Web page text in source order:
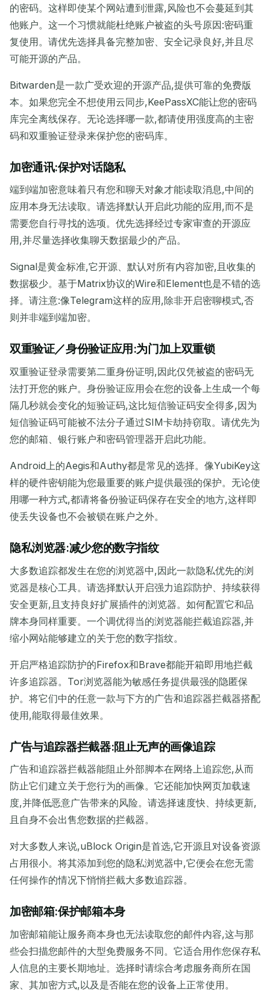
的密码。这样即使某个网站遭到泄露,风险也不会蔓延到其
他账户。这一个习惯就能杜绝账户被盗的头号原因:密码重
复使用。请优先选择具备完整加密、安全记录良好,并且尽
可能开源的产品。
Bitwarden是一款广受欢迎的开源产品,提供可靠的免费版
本。如果您完全不想使用云同步,KeePassXC能让您的密码
库完全离线保存。无论选择哪一款,都请使用强度高的主密
码和双重验证登录来保护您的密码库。
加密通讯:保护对话隐私
端到端加密意味着只有您和聊天对象才能读取消息,中间的
应用本身无法读取。请选择默认开启此功能的应用,而不是
需要您自行寻找的选项。优先选择经过专家审查的开源应
用,并尽量选择收集聊天数据最少的产品。
Signal是黄金标准,它开源、默认对所有内容加密,且收集的
数据极少。基于Matrix协议的Wire和Element也是不错的选
择。请注意:像Telegram这样的应用,除非开启密聊模式,否
则并非端到端加密。
双重验证／身份验证应用:为门加上双重锁
双重验证登录需要第二重身份证明,因此仅凭被盗的密码无
法打开您的账户。身份验证应用会在您的设备上生成一个每
隔几秒就会变化的短验证码,这比短信验证码安全得多,因为
短信验证码可能被不法分子通过SIM卡劫持窃取。请优先为
您的邮箱、银行账户和密码管理器开启此功能。
Android上的Aegis和Authy都是常见的选择。像YubiKey这
样的硬件密钥能为您最重要的账户提供最强的保护。无论使
用哪一种方式,都请将备份验证码保存在安全的地方,这样即
使丢失设备也不会被锁在账户之外。
隐私浏览器:减少您的数字指纹
大多数追踪都发生在您的浏览器中,因此一款隐私优先的浏
览器是核心工具。请选择默认开启强力追踪防护、持续获得
安全更新,且支持良好扩展插件的浏览器。如何配置它和品
牌本身同样重要。一个调优得当的浏览器能拦截追踪器,并
缩小网站能够建立的关于您的数字指纹。
开启严格追踪防护的Firefox和Brave都能开箱即用地拦截
许多追踪器。Tor浏览器能为敏感任务提供最强的隐匿保
护。将它们中的任意一款与下方的广告和追踪器拦截器搭配
使用,能取得最佳效果。
广告与追踪器拦截器:阻止无声的画像追踪
广告和追踪器拦截器能阻止外部脚本在网络上追踪您,从而
防止它们建立关于您行为的画像。它还能加快网页加载速
度,并降低恶意广告带来的风险。请选择速度快、持续更新,
且自身不会出售您数据的拦截器。
对大多数人来说,uBlock Origin是首选,它开源且对设备资源
占用很小。将其添加到您的隐私浏览器中,它便会在您无需
任何操作的情况下悄悄拦截大多数追踪器。
加密邮箱:保护邮箱本身
加密邮箱能让服务商本身也无法读取您的邮件内容,这与那
些会扫描您邮件的大型免费服务不同。它适合用作您保存私
人信息的主要长期地址。选择时请综合考虑服务商所在国
家、其加密方式,以及是否能在您的设备上正常使用。